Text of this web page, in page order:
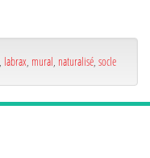
labrax mural naturalisé socle